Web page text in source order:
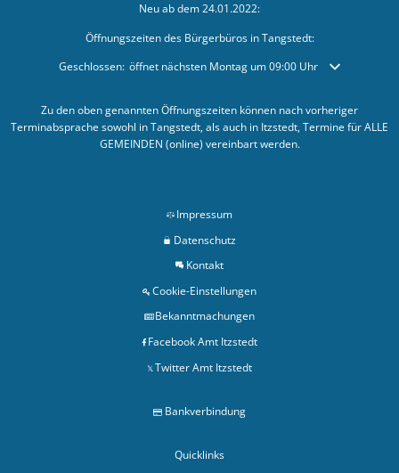
Neu ab dem 24.01.2022:
Öffnungszeiten des Bürgerbüros in Tangstedt:
Klicken, um weitere Öffnungs- oder Schließzeiten auszublenden
Geschlossen: öffnet nächsten Montag um 09:00 Uhr
Zu den oben genannten Öffnungszeiten können nach vorheriger
Terminabsprache sowohl in Tangstedt, als auch in Itzstedt, Termine für ALLE
GEMEINDEN (online) vereinbart werden.
Impressum
Datenschutz
Kontakt
Cookie-Einstellungen
Bekanntmachungen
Facebook Amt Itzstedt
Twitter Amt Itzstedt
Bankverbindung
Quicklinks